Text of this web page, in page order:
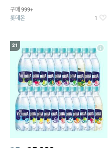
구매 999+
롯데온 1
21